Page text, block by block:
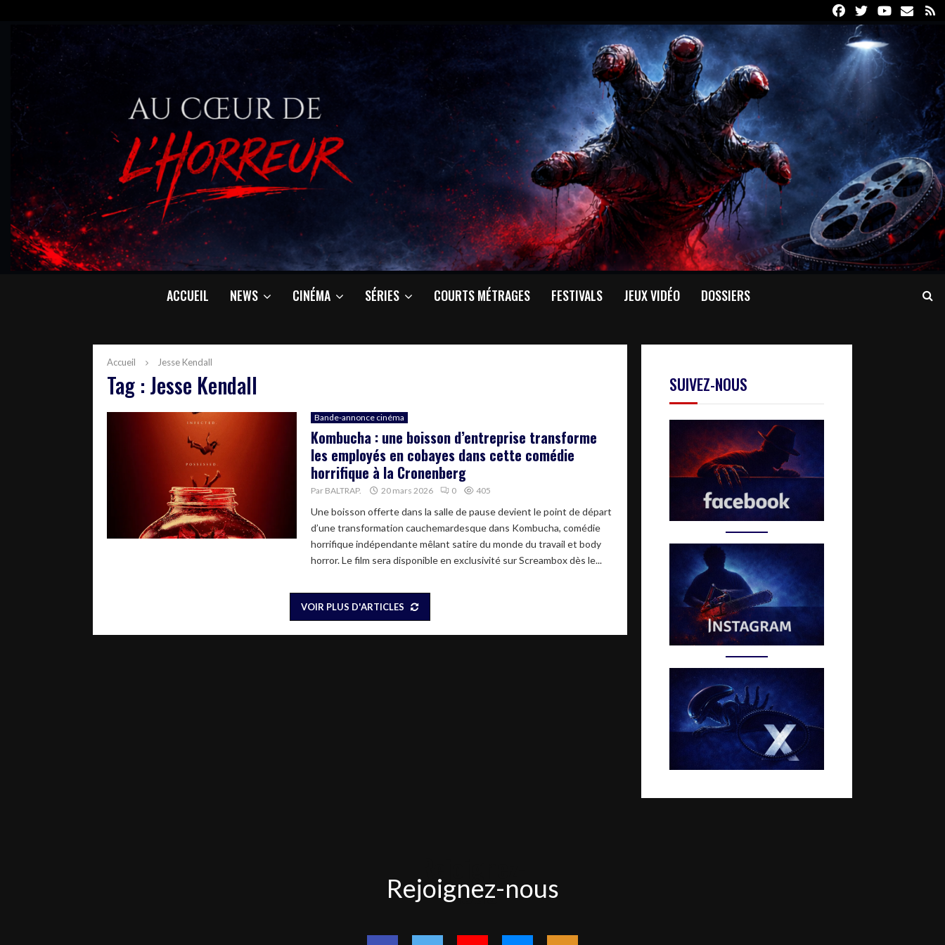
FacebookTwitterYoutube
Email
ACCUEIL NEWS CINÉMA SÉRIES COURTS MÉTRAGES FESTIVALS JEUX VIDÉO DOSSIERS
Accueil Jesse Kendall
Tag : Jesse Kendall
Bande-annonce cinéma
Kombucha : une boisson d’entreprise transforme
les employés en cobayes dans cette comédie
horrifique à la Cronenberg
Par BALTRAP. 20 mars 2026 0 405
Une boisson offerte dans la salle de pause devient le point de départ
d’une transformation cauchemardesque dans Kombucha, comédie
horrifique indépendante mêlant satire du monde du travail et body
horror. Le film sera disponible en exclusivité sur Screambox dès le...
VOIR PLUS D'ARTICLES
SUIVEZ-NOUS
nous
Rejoignez-nous